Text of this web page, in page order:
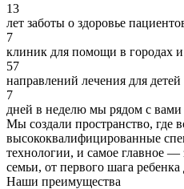
13
лет заботы о здоровье
7
клиник для помощи в городах
57
направлений лечения для
7
дней в неделю мы рядом с вами
Мы создали пространство, где
высококвалифицированные
технологии, и самое главное
семьи, от первого шага
Наши преимущества